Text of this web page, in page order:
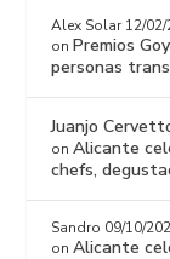
Alex Solar 12/
on Premios
personas trans
Juanjo
onAlicante
chefs,
Sandro 09/10/
onAlicante